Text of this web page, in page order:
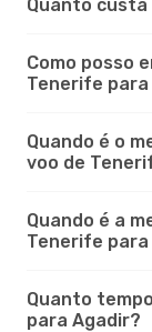
Quanto custa
Como posso
Tenerife para
Quando é o
voo de
Quando é a
Tenerife para
Quanto
para Agadir?